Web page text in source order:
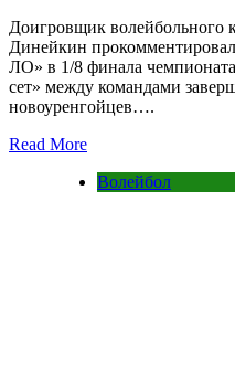
Доигровщик волейбольного
Динейкин
ЛО» в 1/8 финала
сет» между командами
новоуренгойцев….
Read More
Волейбол